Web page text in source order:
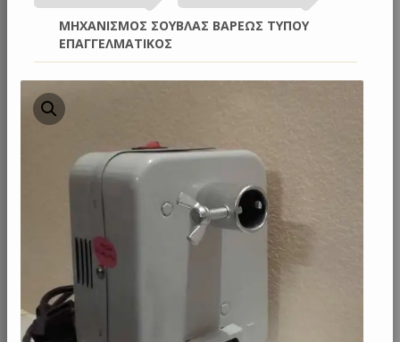
ΜHΧΑΝΙΣΜΟΣ ΣΟΥΒΛΑΣ ΒΑΡΕΩΣ ΤΥΠΟΥ
ΕΠΑΓΓΕΛΜΑΤΙΚΟΣ